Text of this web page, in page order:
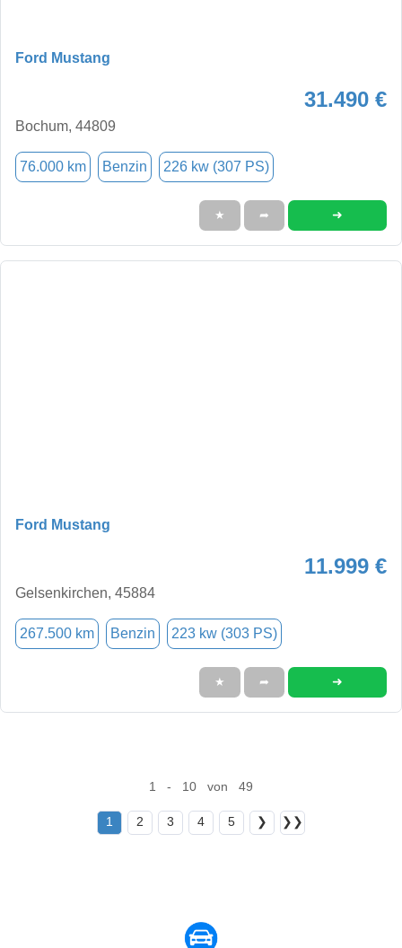
Ford Mustang
31.490 €
Bochum, 44809
76.000 km Benzin 226 kw (307 PS)
★ ➦ ➜
Ford Mustang
11.999 €
Gelsenkirchen, 45884
267.500 km Benzin 223 kw (303 PS)
★ ➦ ➜
1 - 10 von 49
1 2 3 4 5 ❯ ❯❯